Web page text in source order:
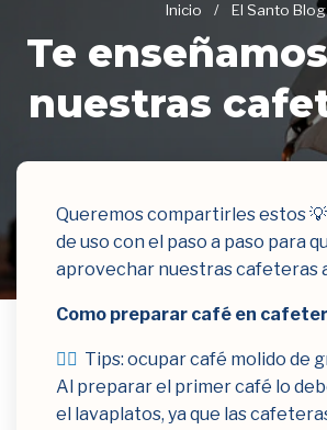
Inicio / El Santo Blog
Te
nuestras
Queremos compartirles estos
de uso con el paso a paso para
aprovechar nuestras cafeteras
Como preparar café en
👉🏻 Tips: ocupar café molido de
Al preparar el primer café lo
el lavaplatos, ya que las